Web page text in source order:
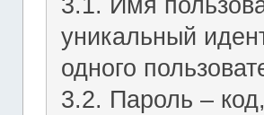
уникальный
одного
3.2. Пароль –